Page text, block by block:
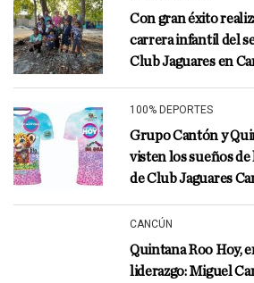
Con gran éxito
carrera infantil del
Club Jaguares en
100% DEPORTES
Grupo Cantón y
visten los sueños
de Club Jaguares
CANCÚN
Quintana Roo Hoy,
liderazgo: Miguel